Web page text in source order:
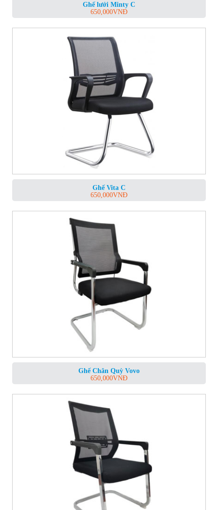
Ghế lưới Minty C
650,000VNĐ
Ghế Vita C
650,000VNĐ
Ghế Chân Quỳ Vovo
650,000VNĐ